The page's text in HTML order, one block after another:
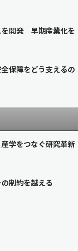
を開発 早期産業化を
保障をどう支えるの
学をつなぐ研究革新
制約を越える